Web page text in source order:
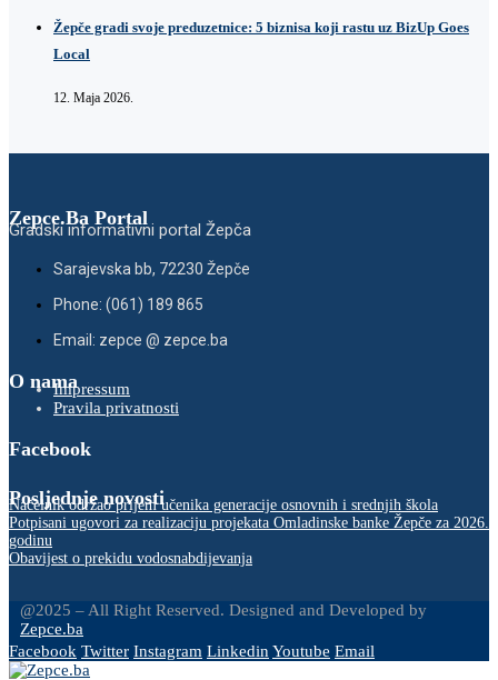
Žepče gradi svoje preduzetnice: 5 biznisa koji rastu uz BizUp Goes
Local
12. Maja 2026.
Zepce.Ba Portal
Gradski informativni portal Žepča
Sarajevska bb, 72230 Žepče
Phone: (061) 189 865
Email: zepce @ zepce.ba
O namaImpressum
Pravila privatnosti
Facebook
Posljednje novosti
Načelnik održao prijem učenika generacije osnovnih i srednjih škola
Potpisani ugovori za realizaciju projekata Omladinske banke Žepče za 2026.
godinu
Obavijest o prekidu vodosnabdijevanja
@2025 – All Right Reserved. Designed and Developed by
Zepce.ba
Facebook Twitter Instagram LinkedinYoutube Email